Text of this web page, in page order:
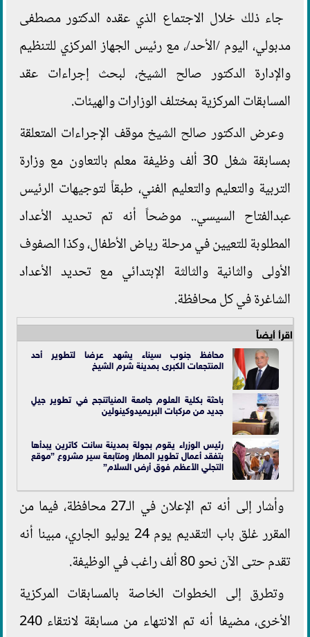
جاء ذلك خلال الاجتماع الذي عقده الدكتور مصطفى
مدبولي، اليوم /الأحد/، مع رئيس الجهاز المركزي للتنظيم
والإدارة الدكتور صالح الشيخ، لبحث إجراءات عقد
المسابقات المركزية بمختلف الوزارات والهيئات.
وعرض الدكتور صالح الشيخ موقف الإجراءات المتعلقة
بمسابقة شغل 30 ألف وظيفة معلم بالتعاون مع وزارة
التربية والتعليم والتعليم الفني، طبقاً لتوجيهات الرئيس
عبدالفتاح السيسي.. موضحاً أنه تم تحديد الأعداد
المطلوبة للتعيين في مرحلة رياض الأطفال، وكذا الصفوف
الأولى والثانية والثالثة الإبتدائي مع تحديد الأعداد
الشاغرة في كل محافظة.
اقرأ أيضاً
محافظ جنوب سيناء يشهد عرضا لتطوير أحد
المنتجعات الكبرى بمدينة شرم الشيخ
باحثة بكلية العلوم جامعة المنياتنجح في تطوير جيلٍ
جديد من مركبات البريميدوكينولين
رئيس الوزراء يقوم بجولة بمدينة سانت كاترين يبدأها
بتفقد أعمال تطوير المطار ومتابعة سير مشروع ”موقع
التجلي الأعظم فوق أرض السلام”
وأشار إلى أنه تم الإعلان في الـ27 محافظة، فيما من
المقرر غلق باب التقديم يوم 24 يوليو الجاري، مبينا أنه
تقدم حتى الآن نحو 80 ألف راغب في الوظيفة.
وتطرق إلى الخطوات الخاصة بالمسابقات المركزية
الأخرى، مضيفا أنه تم الانتهاء من مسابقة لانتقاء 240